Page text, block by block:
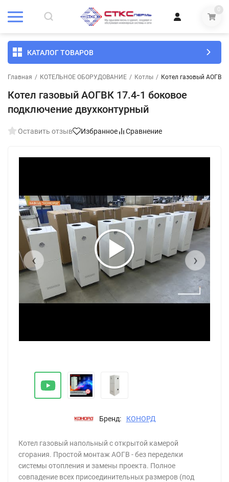
0
КАТАЛОГ ТОВАРОВ
Главная / КОТЕЛЬНОЕ ОБОРУДОВАНИЕ / Котлы / Котел газовый АОГВК
Котел газовый АОГВК 17.4-1 боковое
подключение двухконтурный
Оставить отзыв Избранное Сравнение
‹ ›
Бренд: КОНОРД
Котел газовый напольный с открытой камерой
сгорания. Простой монтаж АОГВ - без переделки
системы отопления и замены проекта. Полное
совпадение всех присоединительных размеров (под